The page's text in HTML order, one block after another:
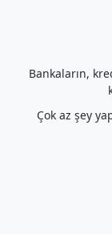
Bankaların,
Çok az şey